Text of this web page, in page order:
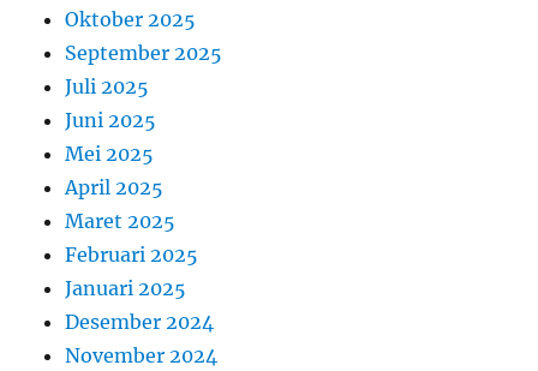
Oktober 2025
September 2025
Juli 2025
Juni 2025
Mei 2025
April 2025
Maret 2025
Februari 2025
Januari 2025
Desember 2024
November 2024